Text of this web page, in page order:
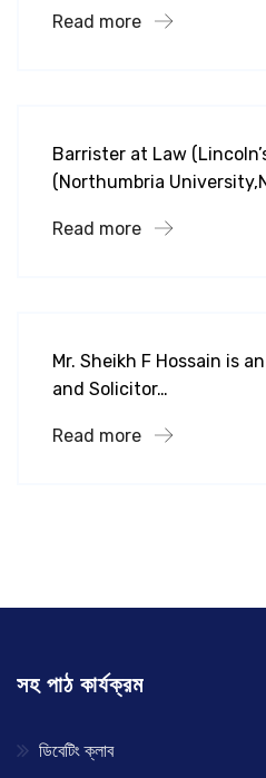
Read more
Barrister at Law
(Northumbria
Read more
Mr. Sheikh F Hossain is
and Solicitor…
Read more
সহ পাঠ কার্যক্রম
ডিবেটিং ক্লাব